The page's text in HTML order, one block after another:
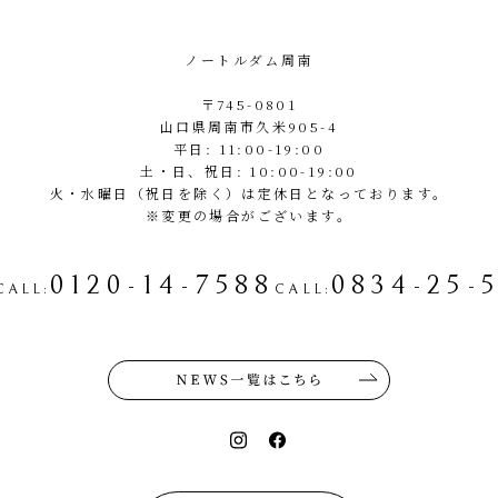
ノートルダム周南
〒745-0801
山口県周南市久米905-4
平日: 11:00-19:00
土・日、祝日: 10:00-19:00
火・水曜日（祝日を除く）は定休日となっております。
※変更の場合がございます。
: 0120-14-7588 CALL : 0834-25-